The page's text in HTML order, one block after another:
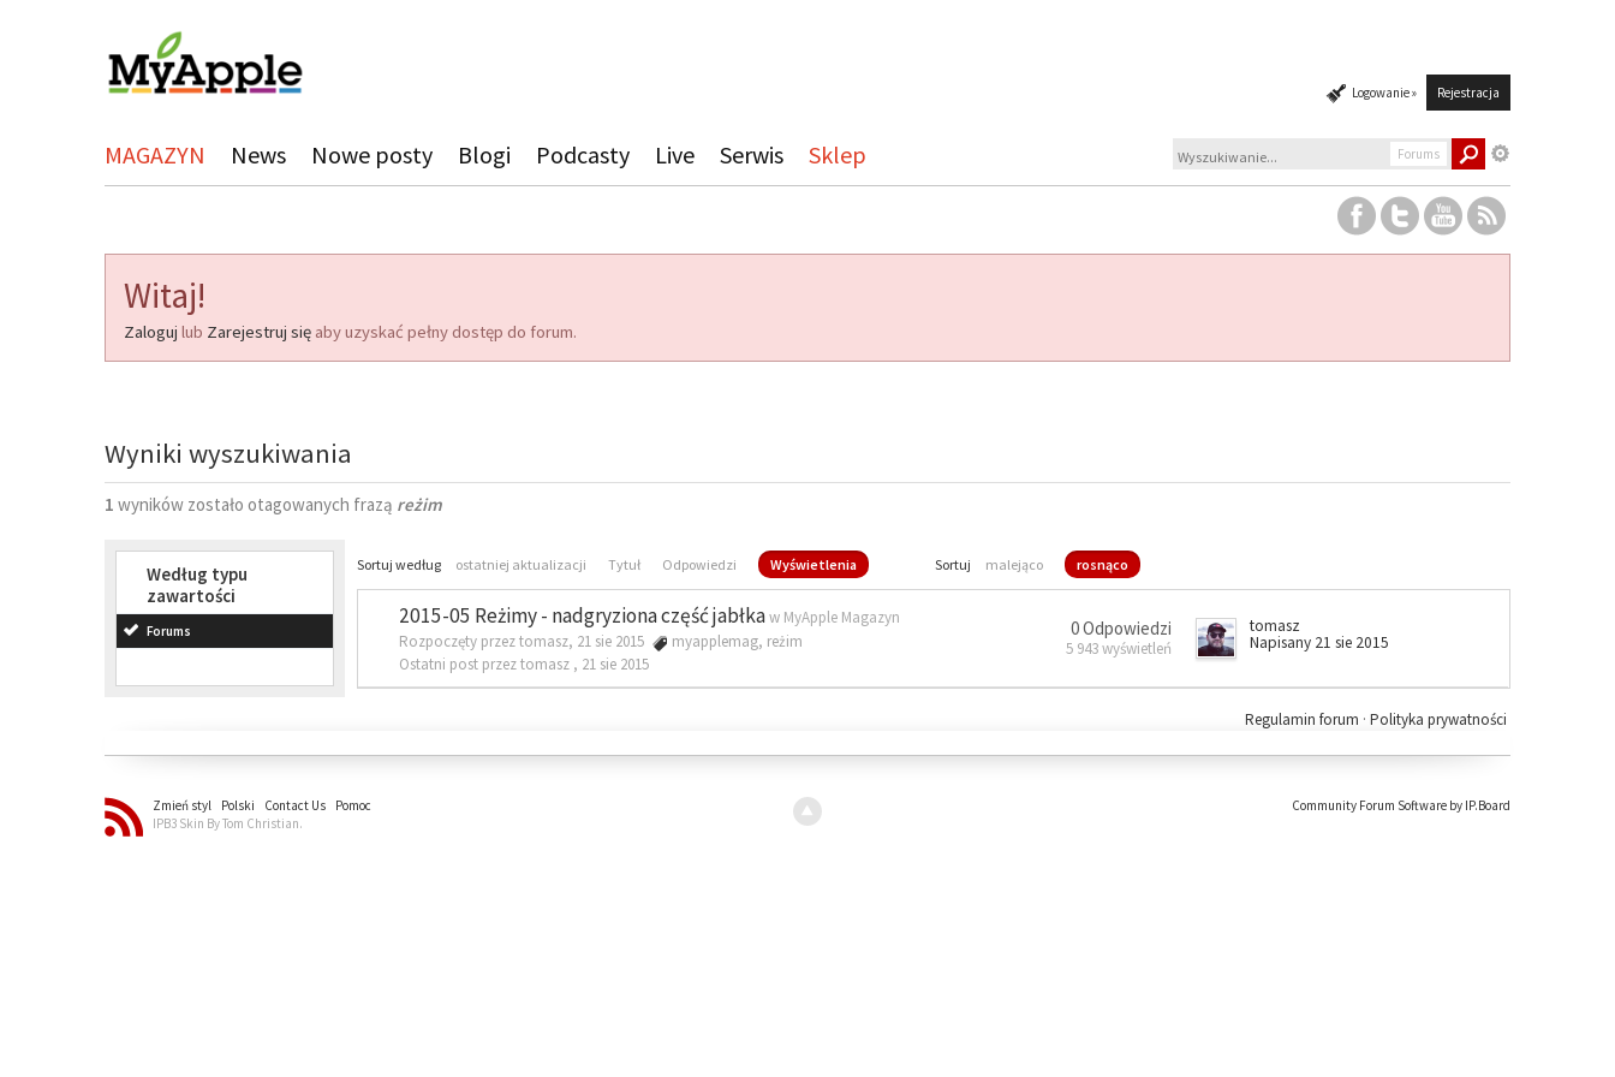
Logowanie » Rejestracja
MAGAZYN News Nowe posty Blogi Podcasty Live Serwis Sklep Forums
Witaj!
Zaloguj lub Zarejestruj się aby uzyskać pełny dostęp do forum.
Wyniki wyszukiwania
1 wyników zostało otagowanych frazą reżim
Według typu
zawartości
Forums
Sortuj według ostatniej aktualizacji Tytuł Odpowiedzi Wyświetlenia Sortuj malejąco rosnąco
2015-05 Reżimy - nadgryziona część jabłkaw MyApple Magazyn
Rozpoczęty przez tomasz, 21 sie 2015
myapplemag, reżim
Ostatni post przez tomasz , 21 sie 2015
0 Odpowiedzi
5 943 wyświetleń
tomasz
Napisany 21 sie 2015
Polityka prywatności
Regulamin forum ·
Zmień styl Polski Contact Us
Pomoc
IPB3 Skin By Tom Christian.
Community Forum Software by IP.Board